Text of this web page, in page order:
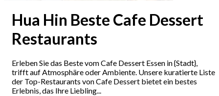
Hua Hin Beste Cafe Dessert
Restaurants
Erleben Sie das Beste vom Cafe Dessert Essen in {Stadt},
trifft auf Atmosphäre oder Ambiente. Unsere kuratierte Liste
der Top-Restaurants von Cafe Dessert bietet ein bestes
Erlebnis, das Ihre Liebling...